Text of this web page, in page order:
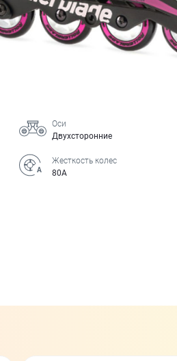
Оси
Двухсторонние
Жесткость колес
80А